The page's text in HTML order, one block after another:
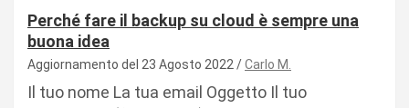
Perché fare il backup su cloud è sempre una
buona idea
Aggiornamento del 23 Agosto 2022 Carlo M.
Il tuo nome La tua email Oggetto Il tuo